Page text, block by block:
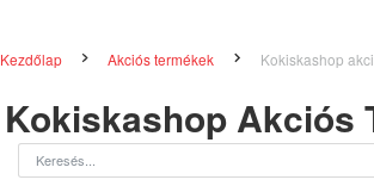
Kezdőlap Akciós termékek Kokiskashop
Kokiskashop Akciós